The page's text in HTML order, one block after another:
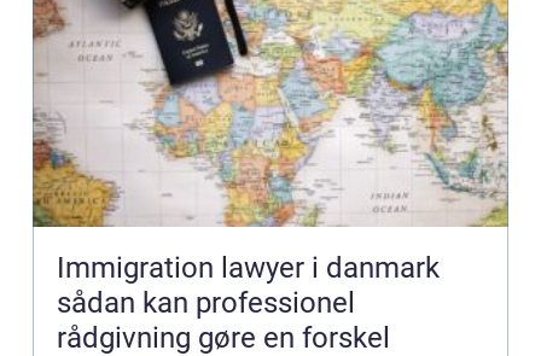
Immigration lawyer i danmark
sådan kan professionel
rådgivning gøre en forskel